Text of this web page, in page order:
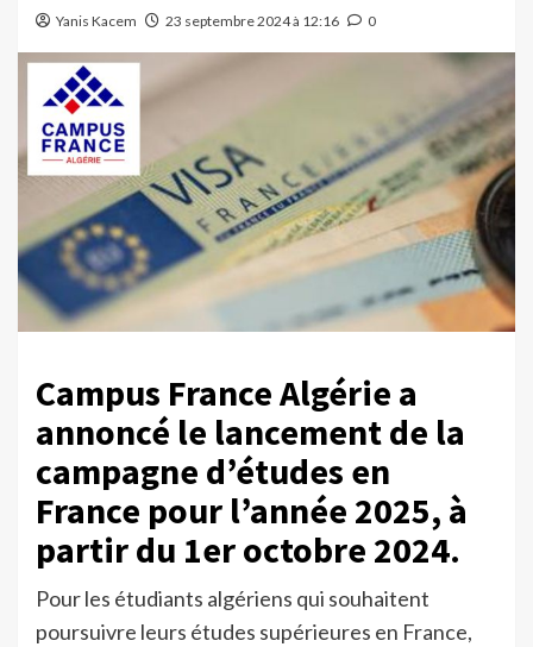
Yanis Kacem 23 septembre 2024 à 12:16 0
Campus France Algérie a
annoncé le lancement de la
campagne d’études en
France pour l’année 2025, à
partir du 1er octobre 2024.
Pour les étudiants algériens qui souhaitent
poursuivre leurs études supérieures en France,